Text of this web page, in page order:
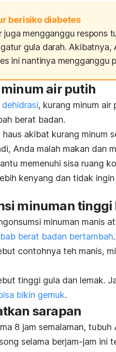
berisiko diabetes
juga mengganggu respons
gula darah. Akibatnya,
ini nantinya mengganggu
minum air putih
dehidrasi, kurang minum
berat badan.
haus akibat kurang minum
Anda malah makan dan
memenuhi sisa ruang
kenyang dan tidak
minuman tinggi
minuman manis
berat badan bertambah.
contohnya teh manis,
tinggi gula dan lemak.
bikin gemuk.
sarapan
8 jam semalaman,
selama berjam-jam ini